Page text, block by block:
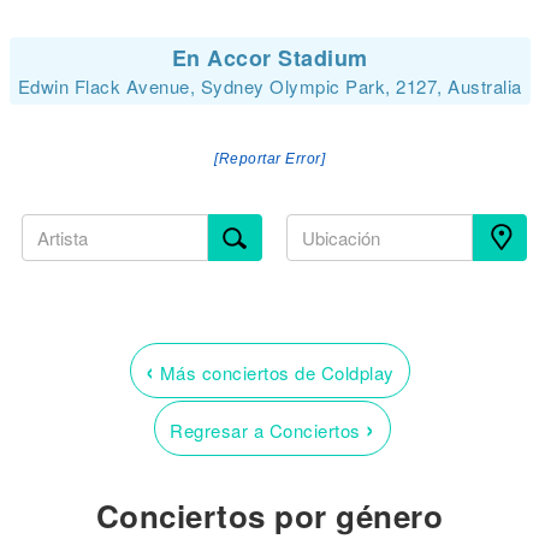
En Accor Stadium
Edwin Flack Avenue, Sydney Olympic Park, 2127, Australia
[Reportar Error]
‹ Más conciertos de Coldplay
Regresar a Conciertos ›
Conciertos por género